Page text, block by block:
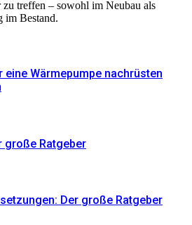
zu treffen – sowohl im Neubau als
im Bestand.
eine Wärmepumpe nachrüsten
große Ratgeber
Der große Ratgeber